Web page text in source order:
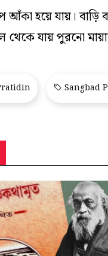
আঁকা হয়ে যায়।
থেকে যায় পুরনো
Sangbad